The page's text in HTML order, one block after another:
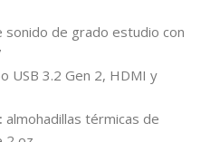
sonido de grado estudio con
USB 3.2 Gen 2, HDMI y
almohadillas térmicas de